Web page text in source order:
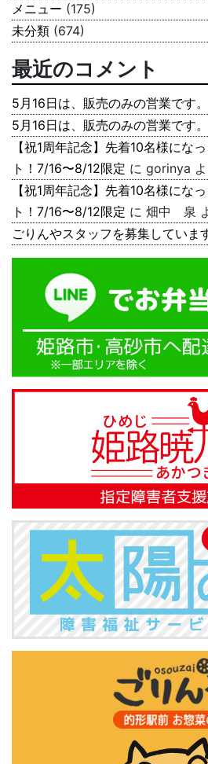
メニュー (175)
未分類 (674)
最近のコメント
5月16日は、販売のみの営業です。
5月16日は、販売のみの営業です。
【祝1周年記念】先着10名様にな
ト！7/16〜8/12限定 に gorinya
【祝1周年記念】先着10名様にな
ト！7/16〜8/12限定 に 畑中 泉
ごりんやスタッフを募集していま